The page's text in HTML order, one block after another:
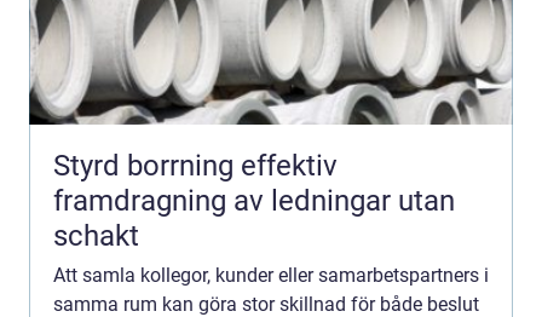
Styrd borrning effektiv
framdragning av ledningar utan
schakt
Att samla kollegor, kunder eller samarbetspartners i
samma rum kan göra stor skillnad för både beslut